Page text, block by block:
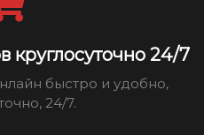
круглосуточно 24/7
быстро и удобно,
24/7.